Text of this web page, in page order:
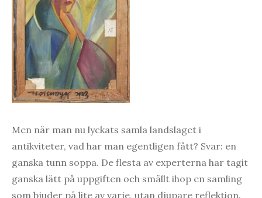
Men när man nu lyckats samla landslaget i
antikviteter, vad har man egentligen fått? Svar: en
ganska tunn soppa. De flesta av experterna har tagit
ganska lätt på uppgiften och smällt ihop en samling
som bjuder på lite av varje, utan djupare reflektion.